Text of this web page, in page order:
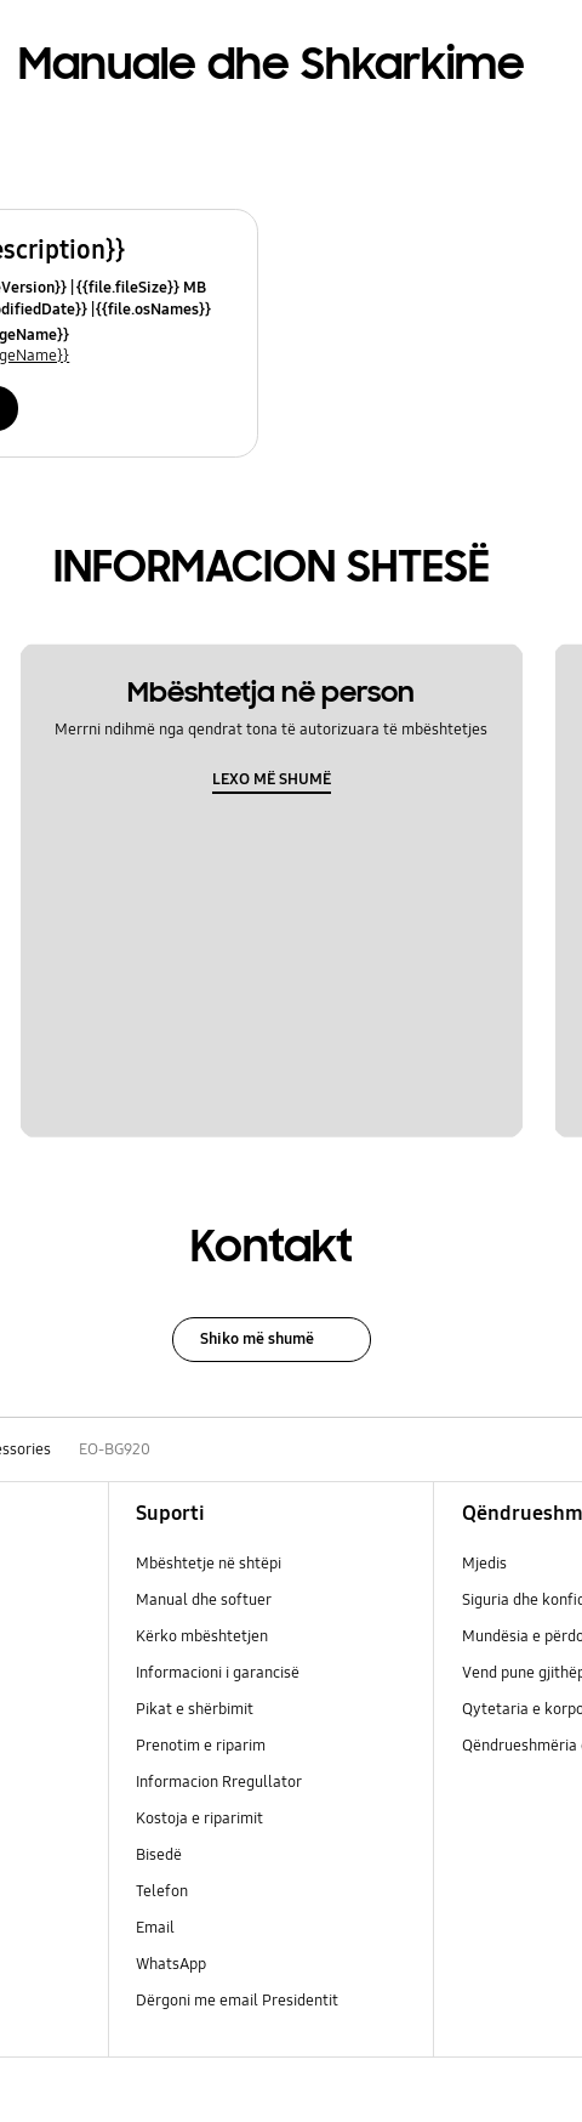
Manuale dhe Shkarkime
{{file.fileSize}} MB
{{file.osNames}}
INFORMACION SHTESË
Mbështetja në person
Merrni ndihmë nga qendrat tona të autorizuara të mbështetjes
LEXO MË SHUMË
Kontakt
Shiko më shumë
EO-BG920
Suporti
Mbështetje në shtëpi
Manual dhe softuer
Kërko mbështetjen
Informacioni i garancisë
Pikat e shërbimit
Prenotim e riparim
Informacion Rregullator
Kostoja e riparimit
Bisedë
Telefon
Email
WhatsApp
Dërgoni me email Presidentit
Mjedis
Siguria dhe
Mundësia e
Vend pune
Qytetaria e